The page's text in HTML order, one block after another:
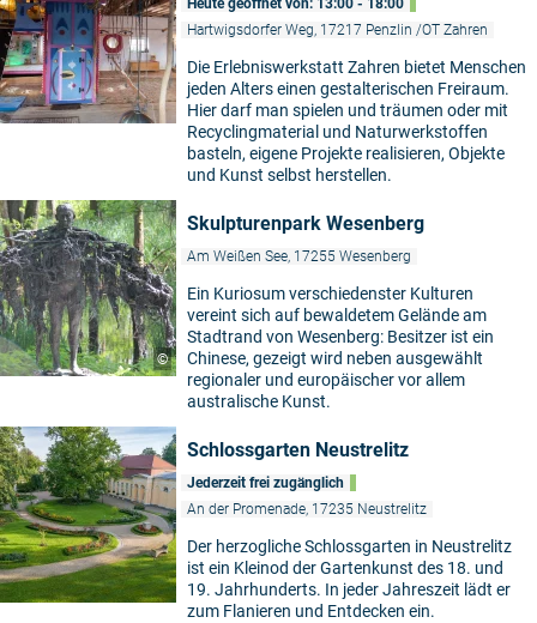
Heute geöffnet von: 13:00 - 18:00
Hartwigsdorfer Weg, 17217 Penzlin /OT Zahren
Die Erlebniswerkstatt Zahren bietet Menschen
jeden Alters einen gestalterischen Freiraum.
Hier darf man spielen und träumen oder mit
Recyclingmaterial und Naturwerkstoffen
basteln, eigene Projekte realisieren, Objekte
und Kunst selbst herstellen.
©
Skulpturenpark Wesenberg
Am Weißen See, 17255 Wesenberg
Ein Kuriosum verschiedenster Kulturen
vereint sich auf bewaldetem Gelände am
Stadtrand von Wesenberg: Besitzer ist ein
Chinese, gezeigt wird neben ausgewählt
regionaler und europäischer vor allem
australische Kunst.
Schlossgarten Neustrelitz
Jederzeit frei zugänglich
An der Promenade, 17235 Neustrelitz
Der herzogliche Schlossgarten in Neustrelitz
ist ein Kleinod der Gartenkunst des 18. und
19. Jahrhunderts. In jeder Jahreszeit lädt er
zum Flanieren und Entdecken ein.